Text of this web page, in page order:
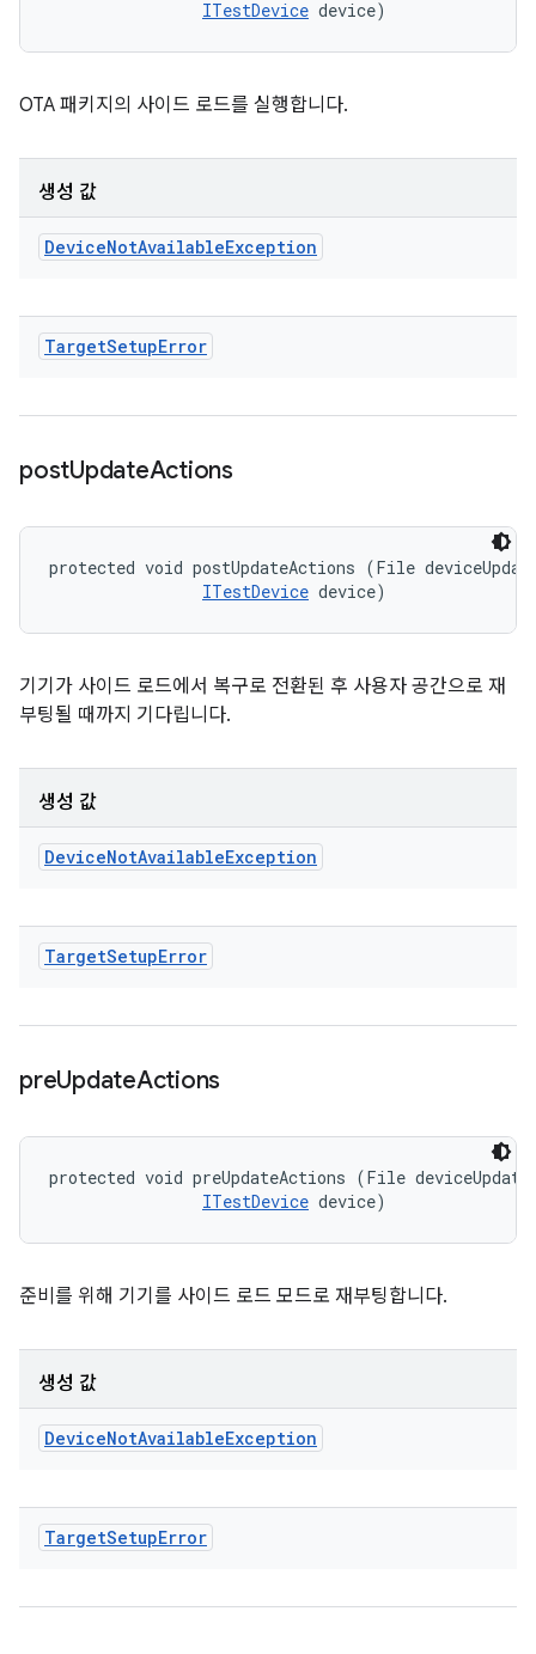
ITestDevice device)
OTA 패키지의 사이드 로드를 실행합니다.
생성 값
DeviceNotAvailableException
TargetSetupError
postUpdateActions
protected void postUpdateActions (File
ITestDevice device)
기기가 사이드 로드에서 복구로 전환된 후 사용자 공간으로 재
부팅될 때까지 기다립니다.
생성 값
DeviceNotAvailableException
TargetSetupError
preUpdateActions
protected void preUpdateActions (File
ITestDevice device)
준비를 위해 기기를 사이드 로드 모드로 재부팅합니다.
생성 값
DeviceNotAvailableException
TargetSetupError